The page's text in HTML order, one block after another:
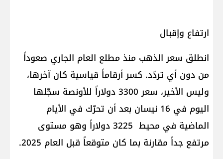
ارتفاع وإقبال
انطلق سعر الذهب منذ مطلع العام الجاري صعوداً
من دون أي تردّد. كسر أرقاماً قياسية كان آخرها،
وليس الأخير، سعر 3300 دولاراً للأونصة سجّلها
اليوم في 16 نيسان بعد أن تحرّك في الأيام
الماضية في محيط 3225 دولاراً وهو مستوى
مرتفع جداً مقارنة بما كان متوقعاً قبل العام 2025.